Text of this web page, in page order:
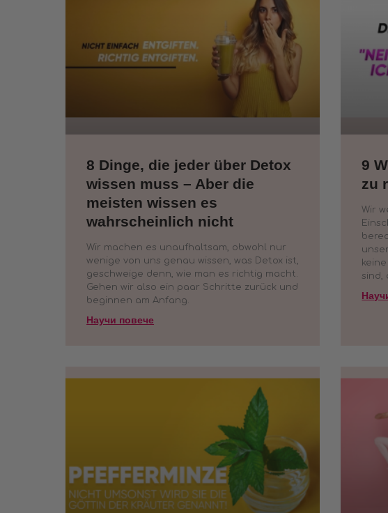
8 Dinge, die jeder über Detox
wissen muss – Aber die
meisten wissen es
wahrscheinlich nicht
Wir machen es unaufhaltsam, obwohl nur
wenige von uns genau wissen, was Detox ist,
geschweige denn, wie man es richtig macht.
Gehen wir also ein paar Schritte zurück und
beginnen am Anfang.
Научи повече
9
zu
Wir
sind,